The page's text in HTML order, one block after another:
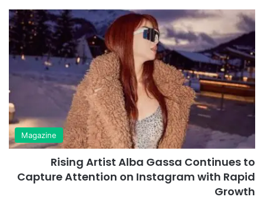
Magazine
Rising Artist Alba Gassa Continues to
Capture Attention on Instagram with Rapid
Growth